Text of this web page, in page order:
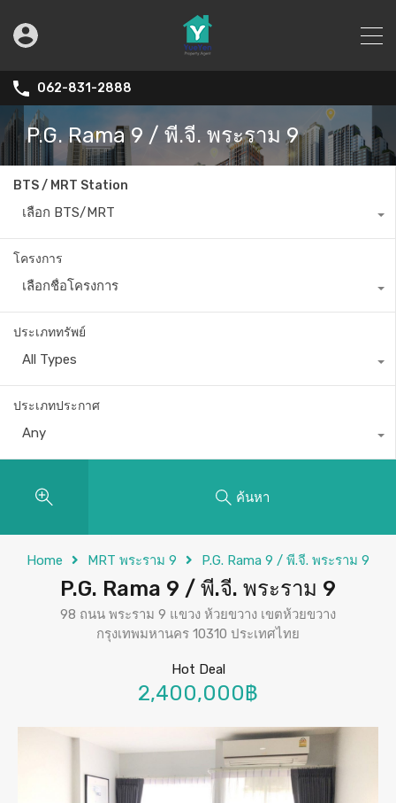
062-831-2888
P.G. Rama 9 / พี.จี. พระราม 9
BTS / MRT Station
เลือก BTS/MRT
โครงการ
เลือกชื่อโครงการ
ประเภททรัพย์
All Types
ประเภทประกาศ
Any
ค้นหา
Home MRT พระราม 9 P.G. Rama 9 / พี.จี. พระราม 9
P.G. Rama 9 / พี.จี. พระราม 9
98 ถนน พระราม 9 แขวง ห้วยขวาง เขตห้วยขวาง
กรุงเทพมหานคร 10310 ประเทศไทย
Hot Deal
2,400,000฿